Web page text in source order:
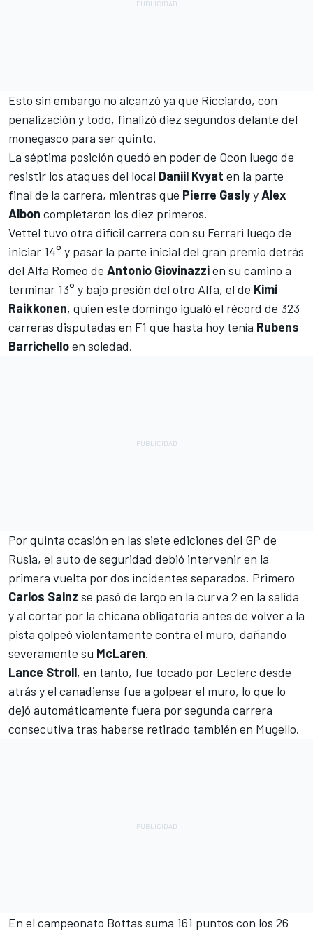
Esto sin embargo no alcanzó ya que Ricciardo, con
penalización y todo, finalizó diez segundos delante del
monegasco para ser quinto.
La séptima posición quedó en poder de Ocon luego de
resistir los ataques del local Daniil Kvyat en la parte
final de la carrera, mientras que Pierre GaslyyAlex
Albon completaron los diez primeros.
Vettel tuvo otra difícil carrera con su Ferrari luego de
iniciar 14° y pasar la parte inicial del gran premio detrás
del Alfa Romeo de Antonio Giovinazzien su camino a
terminar 13° y bajo presión del otro Alfa, el de Kimi
Raikkonen, quien este domingo igualó el récord de 323
carreras disputadas en F1 que hasta hoy tenía Rubens
Barrichelloen soledad.
Por quinta ocasión en las siete ediciones del GP de
Rusia, el auto de seguridad debió intervenir en la
primera vuelta por dos incidentes separados. Primero
Carlos Sainz se pasó de largo en la curva 2 en la salida
y al cortar por la chicana obligatoria antes de volver a la
pista golpeó violentamente contra el muro, dañando
severamente su McLaren.
Lance Stroll, en tanto, fue tocado por Leclerc desde
atrás y el canadiense fue a golpear el muro, lo que lo
dejó automáticamente fuera por segunda carrera
consecutiva tras haberse retirado también en Mugello.
En el campeonato Bottas suma 161 puntos con los 26